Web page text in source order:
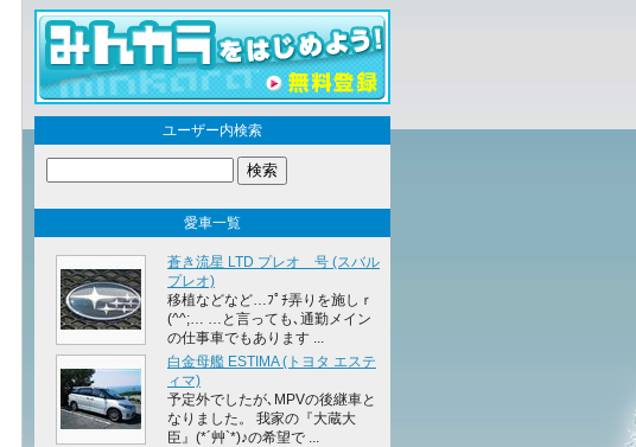
ユーザー内検索
愛車一覧
蒼き流星 LTD プレオ 号 (スバル
プレオ)
移植などなど…ﾌﾟﾁ弄りを施しｒ
(^^;… …と言っても､通勤メイン
の仕事車でもあります ...
白金母艦 ESTIMA (トヨタ エステ
ィマ)
予定外でしたが､MPVの後継車と
なりました。 我家の『大蔵大
臣』(*´艸`*)♪の希望で ...